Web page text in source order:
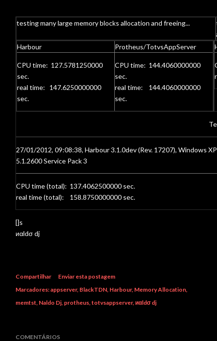
testing many large memory blocks allocation and freeing...
Harbour
Protheus/TotvsAppServer
CPU time: 127.5781250000
sec.
real time: 147.6250000000
sec.
CPU time: 144.4060000000
sec.
real time: 144.4060000000
sec.
27/01/2012, 09:08:38, Harbour 3.1.0dev (Rev. 17207), Windows XP
5.1.2600 Service Pack 3
CPU time (total): 137.4062500000 sec.
real time (total): 158.8750000000 sec.
[]s
иαldσ dj
Compartilhar
Enviar esta postagem
Marcadores:appserver BlackTDN Harbour Memory Allocation
memtst Naldo Dj protheus totvsappserver иαldσ dj
COMENTÁRIOS